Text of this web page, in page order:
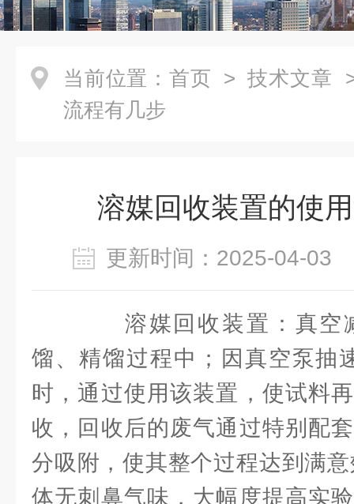
当前位置： 首页 > 技术文章
流程有几步
溶媒回收装置的使
更新时间：2025-04-
溶媒回收装置：真空
馏、精馏过程中；因真空泵抽
时，通过使用该装置，使试料
收，回收后的废气通过特别配
分吸附，使其整个过程达到满
体无刺鼻气味，大幅度提高实